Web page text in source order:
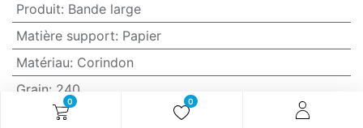
0 0
Produit: Bande large
Matière support: Papier
Matériau: Corindon
Grain: 240
Anti-encrassement
Non (standard)